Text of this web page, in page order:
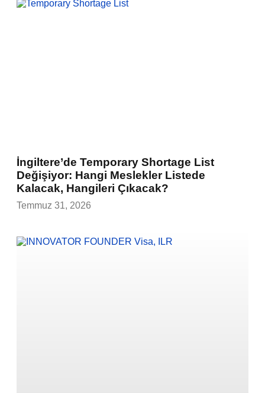
İngiltere’de Temporary Shortage List
Değişiyor: Hangi Meslekler Listede
Kalacak, Hangileri Çıkacak?
Temmuz 31, 2026